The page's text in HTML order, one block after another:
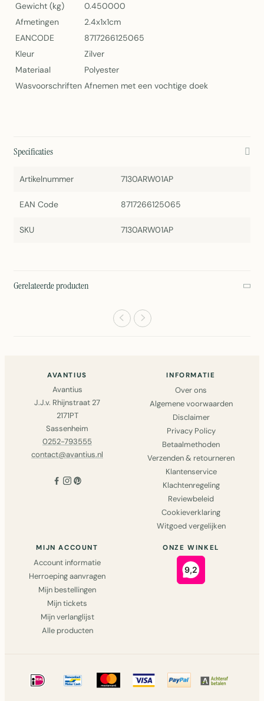
Gewicht (kg)
0.450000
Afmetingen
2.4x1x1cm
EANCODE
8717266125065
Kleur
Zilver
Materiaal
Polyester
Wasvoorschriften Afnemen met een vochtige doek
Specificaties
Artikelnummer 7130ARW01AP
EAN Code 8717266125065
SKU 7130ARW01AP
Gerelateerde producten
AVANTIUS
Avantius
J.J.v. Rhijnstraat 27
2171PT
Sassenheim
0252-793555
contact@avantius.nl
INFORMATIE
Over ons
Algemene voorwaarden
Disclaimer
Privacy Policy
Betaalmethoden
Verzenden & retourneren
Klantenservice
Klachtenregeling
Reviewbeleid
Cookieverklaring
Witgoed vergelijken
MIJN ACCOUNT
Account informatie
Herroeping aanvragen
Mijn bestellingen
Mijn tickets
Mijn verlanglijst
Alle producten
ONZE WINKEL